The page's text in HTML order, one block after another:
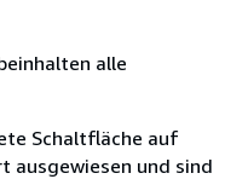
alle
Schaltfläche auf
ausgewiesen und sind